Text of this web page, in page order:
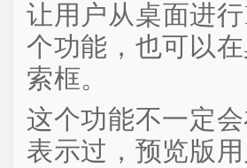
让用户从桌面进
个功能，也可以
索框。
这个功能不一定
表示过，预览版